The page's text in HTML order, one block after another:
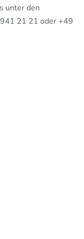
unter den
21 21 oder +49